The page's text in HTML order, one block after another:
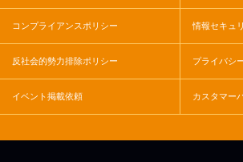
コンプライアンスポリシー 情報セキュ
反社会的勢力排除ポリシー プライバシ
イベント掲載依頼 カスタマー